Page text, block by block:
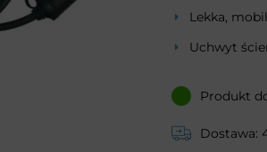
Lekka,
Uchwyt
Produkt
Dostawa: